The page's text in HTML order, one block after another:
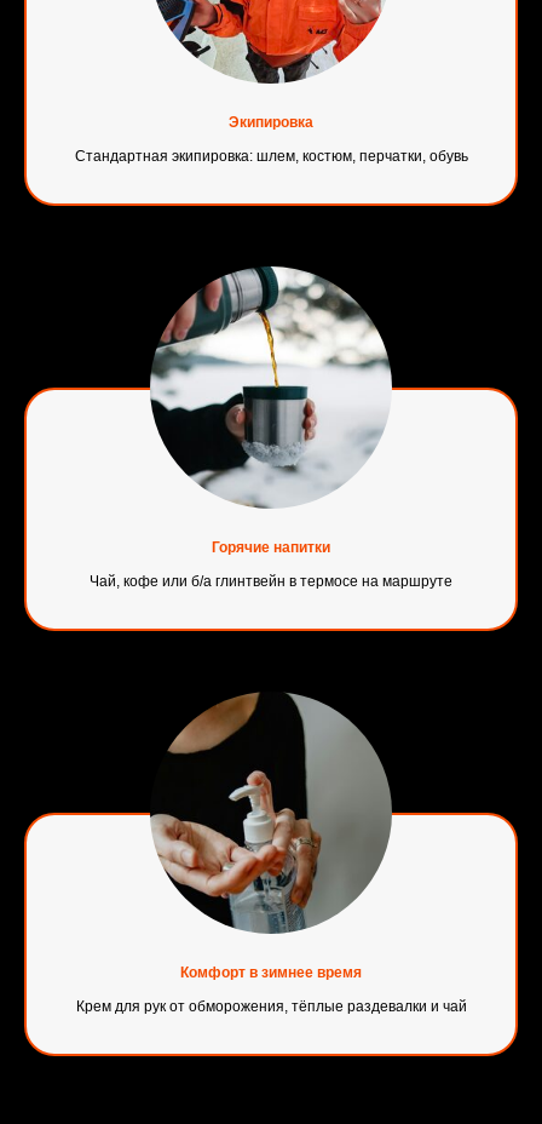
Экипировка
Стандартная экипировка: шлем, костюм, перчатки, обувь
Горячие напитки
Чай, кофе или б/а глинтвейн в термосе на маршруте
Комфорт в зимнее время
Крем для рук от обморожения, тёплые раздевалки и чай